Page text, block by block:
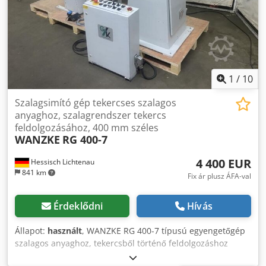
1 / 10
Hessisch Lichtenau
841 km
Szalagsimító gép tekercses szalagos
anyaghoz, szalagrendszer tekercs
feldolgozásához, 400 mm széles
WANZKE RG 400-7
4 400 EUR
Fix ár plusz ÁFA-val
Érdeklődni Hívás
Állapot: használt, WANZKE RG 400-7 típusú egyengetőgép
szalagos anyaghoz, tekercsből történő feldolgozáshoz
Szalagrendszer tekercsfeldolgozáshoz EF. sz.: 1349-6